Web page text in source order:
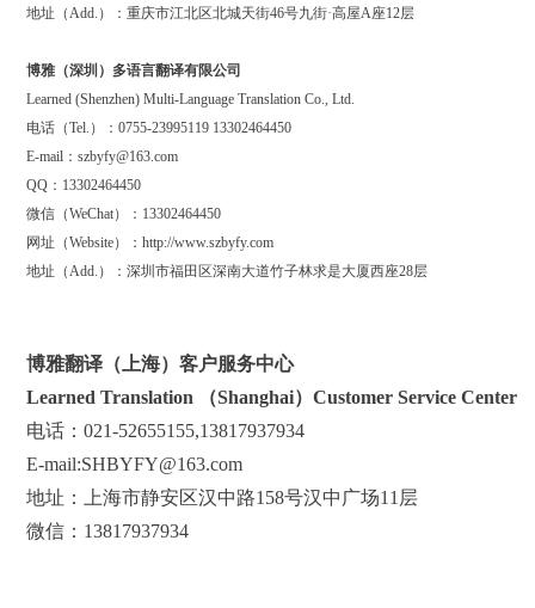
地址（Add.）：重庆市江北区北城天街46号九街·高屋A座12层
博雅（深圳）多语言翻译有限公司
Learned (Shenzhen) Multi-Language Translation Co., Ltd.
电话（Tel.）：0755-23995119 13302464450
E-mail：szbyfy@163.com
QQ：13302464450
微信（WeChat）：13302464450
网址（Website）：http://www.szbyfy.com
地址（Add.）：深圳市福田区深南大道竹子林求是大厦西座28层
博雅翻译（上海）客户服务中心
Learned Translation （Shanghai）Customer Service Center
电话：021-52655155,13817937934
E-mail:SHBYFY@163.com
地址：上海市静安区汉中路158号汉中广场11层
微信：13817937934